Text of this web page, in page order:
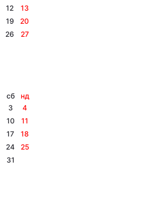
12
13
19
20
26
27
сб
нд
3
4
10
11
17
18
24
25
31